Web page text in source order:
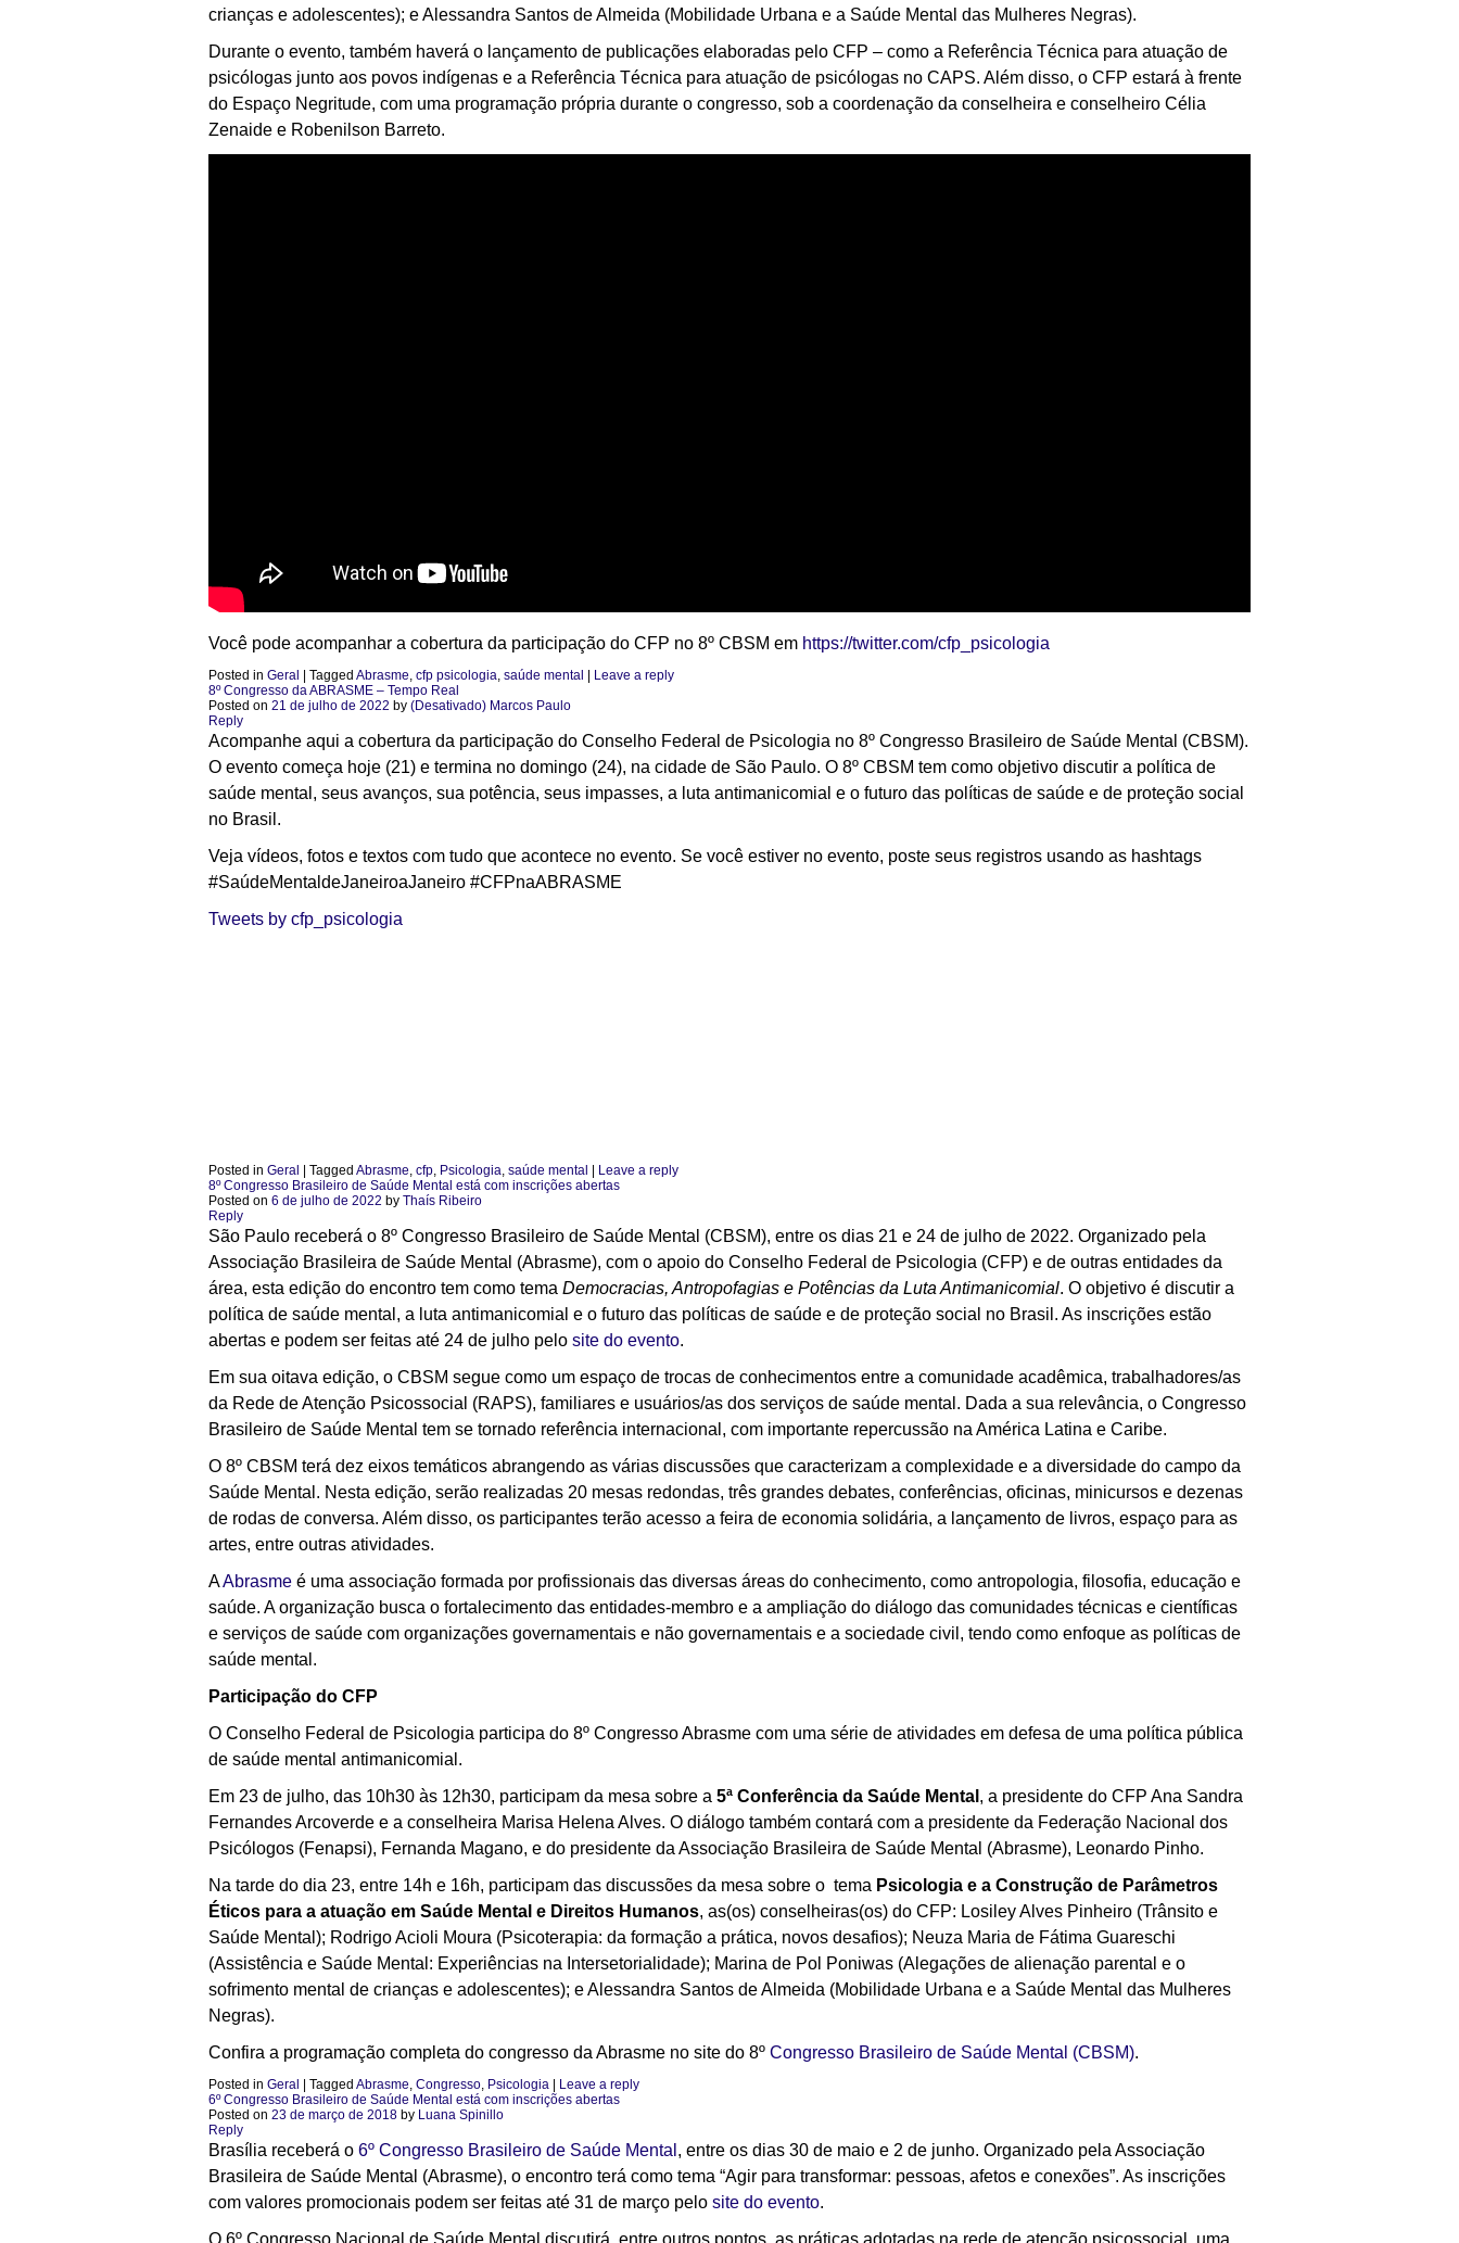
crianças e adolescentes); e Alessandra Santos de Almeida (Mobilidade Urbana e a Saúde Mental das Mulheres Negras).
Durante o evento, também haverá o lançamento de publicações elaboradas pelo CFP – como a Referência Técnica para atuação de
psicólogas junto aos povos indígenas e a Referência Técnica para atuação de psicólogas no CAPS. Além disso, o CFP estará à frente
do Espaço Negritude, com uma programação própria durante o congresso, sob a coordenação da conselheira e conselheiro Célia
Zenaide e Robenilson Barreto.
Você pode acompanhar a cobertura da participação do CFP no 8º CBSM em https://twitter.com/cfp_psicologia
Posted in Geral Tagged Abrasme, cfp psicologia, saúde mental
Leave a reply
8º Congresso da ABRASME – Tempo Real
Posted on 21 de julho de 2022 by (Desativado) Marcos Paulo
Reply
Acompanhe aqui a cobertura da participação do Conselho Federal de Psicologia no 8º Congresso Brasileiro de Saúde Mental (CBSM).
O evento começa hoje (21) e termina no domingo (24), na cidade de São Paulo. O 8º CBSM tem como objetivo discutir a política de
saúde mental, seus avanços, sua potência, seus impasses, a luta antimanicomial e o futuro das políticas de saúde e de proteção social
no Brasil.
Veja vídeos, fotos e textos com tudo que acontece no evento. Se você estiver no evento, poste seus registros usando as hashtags
#SaúdeMentaldeJaneiroaJaneiro #CFPnaABRASME
Tweets by cfp_psicologia
Posted in Geral Tagged Abrasme, cfp, Psicologia, saúde mental
Leave a reply
8º Congresso Brasileiro de Saúde Mental está com inscrições abertas
Posted on 6 de julho de 2022 by Thaís Ribeiro
Reply
São Paulo receberá o 8º Congresso Brasileiro de Saúde Mental (CBSM), entre os dias 21 e 24 de julho de 2022. Organizado pela
Associação Brasileira de Saúde Mental (Abrasme), com o apoio do Conselho Federal de Psicologia (CFP) e de outras entidades da
área, esta edição do encontro tem como tema Democracias, Antropofagias e Potências da Luta Antimanicomial. O objetivo é discutir a
política de saúde mental, a luta antimanicomial e o futuro das políticas de saúde e de proteção social no Brasil. As inscrições estão
abertas e podem ser feitas até 24 de julho pelo site do evento.
Em sua oitava edição, o CBSM segue como um espaço de trocas de conhecimentos entre a comunidade acadêmica, trabalhadores/as
da Rede de Atenção Psicossocial (RAPS), familiares e usuários/as dos serviços de saúde mental. Dada a sua relevância, o Congresso
Brasileiro de Saúde Mental tem se tornado referência internacional, com importante repercussão na América Latina e Caribe.
O 8º CBSM terá dez eixos temáticos abrangendo as várias discussões que caracterizam a complexidade e a diversidade do campo da
Saúde Mental. Nesta edição, serão realizadas 20 mesas redondas, três grandes debates, conferências, oficinas, minicursos e dezenas
de rodas de conversa. Além disso, os participantes terão acesso a feira de economia solidária, a lançamento de livros, espaço para as
artes, entre outras atividades.
AAbrasme é uma associação formada por profissionais das diversas áreas do conhecimento, como antropologia, filosofia, educação e
saúde. A organização busca o fortalecimento das entidades-membro e a ampliação do diálogo das comunidades técnicas e científicas
e serviços de saúde com organizações governamentais e não governamentais e a sociedade civil, tendo como enfoque as políticas de
saúde mental.
Participação do CFP
O Conselho Federal de Psicologia participa do 8º Congresso Abrasme com uma série de atividades em defesa de uma política pública
de saúde mental antimanicomial.
Em 23 de julho, das 10h30 às 12h30, participam da mesa sobre a 5ª Conferência da Saúde Mental , a presidente do CFP Ana Sandra
Fernandes Arcoverde e a conselheira Marisa Helena Alves. O diálogo também contará com a presidente da Federação Nacional dos
Psicólogos (Fenapsi), Fernanda Magano, e do presidente da Associação Brasileira de Saúde Mental (Abrasme), Leonardo Pinho.
Na tarde do dia 23, entre 14h e 16h, participam das discussões da mesa sobre o tema Psicologia e a Construção de Parâmetros
Éticos para a atuação em Saúde Mental e Direitos Humanos, as(os) conselheiras(os) do CFP: Losiley Alves Pinheiro (Trânsito e
Saúde Mental); Rodrigo Acioli Moura (Psicoterapia: da formação a prática, novos desafios); Neuza Maria de Fátima Guareschi
(Assistência e Saúde Mental: Experiências na Intersetorialidade); Marina de Pol Poniwas (Alegações de alienação parental e o
sofrimento mental de crianças e adolescentes); e Alessandra Santos de Almeida (Mobilidade Urbana e a Saúde Mental das Mulheres
Negras).
Confira a programação completa do congresso da Abrasme no site do 8º Congresso Brasileiro de Saúde Mental (CBSM).
Posted in Geral Tagged Abrasme, Congresso, Psicologia
Leave a reply
6º Congresso Brasileiro de Saúde Mental está com inscrições abertas
Posted on 23 de março de 2018 by Luana Spinillo
Reply
Brasília receberá o 6º Congresso Brasileiro de Saúde Mental , entre os dias 30 de maio e 2 de junho. Organizado pela Associação
Brasileira de Saúde Mental (Abrasme), o encontro terá como tema “Agir para transformar: pessoas, afetos e conexões”. As inscrições
com valores promocionais podem ser feitas até 31 de março pelo site do evento.
O 6º Congresso Nacional de Saúde Mental discutirá, entre outros pontos, as práticas adotadas na rede de atenção psicossocial, uma